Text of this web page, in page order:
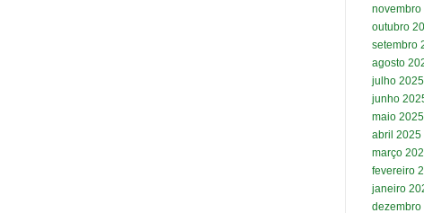
novembro
outubro
setembro
agosto
julho 2025
junho
maio 2025
abril 2025
março
fevereiro
janeiro
dezembro